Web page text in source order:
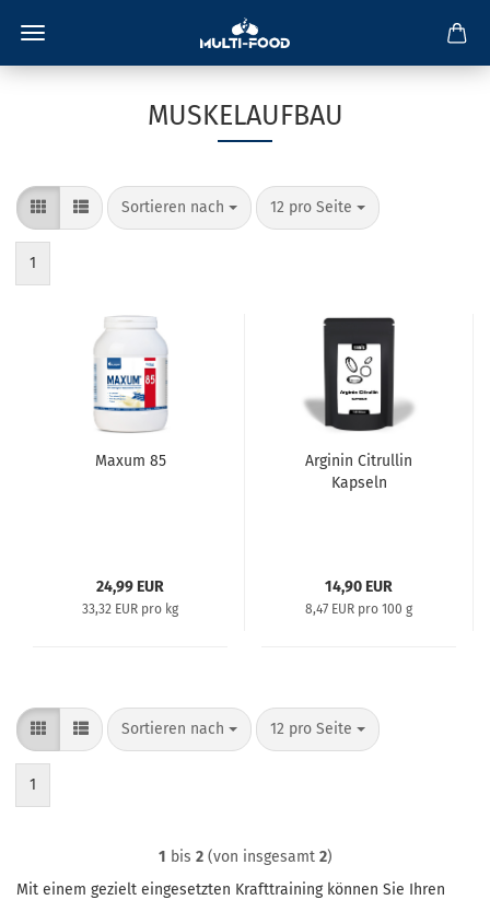
MUSKELAUFBAU
Sortieren nach
Sortieren nach 12 pro Seite
pro Seite
1
Maxum 85
24,99 EUR
33,32 EUR pro kg
Arginin Citrullin
Kapseln
14,90 EUR
8,47 EUR pro 100 g
Sortieren nach
Sortieren nach 12 pro Seite
pro Seite
1
1 bis 2(von insgesamt 2)
Mit einem gezielt eingesetzten Krafttraining können Sie Ihren